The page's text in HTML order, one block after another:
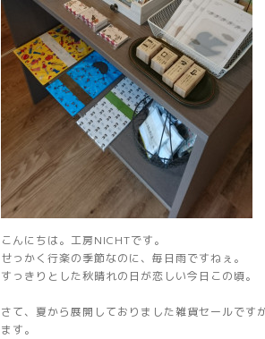
こんにちは。工房NICHTです。
せっかく行楽の季節なのに、毎日雨ですねぇ。
すっきりとした秋晴れの日が恋しい今日この頃。
さて、夏から展開しておりました雑貨セールで
ます。